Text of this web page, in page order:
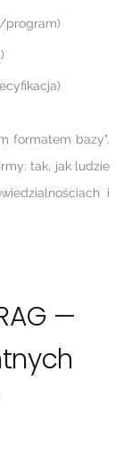
program)
formatem bazy".
tak, jak ludzie
i
—